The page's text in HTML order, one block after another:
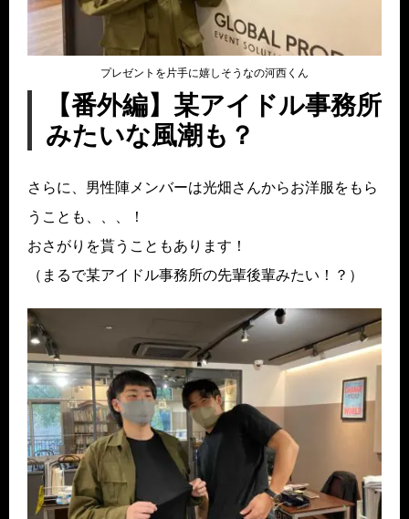
プレゼントを片手に嬉しそうなの河西くん
【番外編】某アイドル事務所
みたいな風潮も？
さらに、男性陣メンバーは光畑さんからお洋服をもら
うことも、、、！
おさがりを貰うこともあります！
（まるで某アイドル事務所の先輩後輩みたい！？）